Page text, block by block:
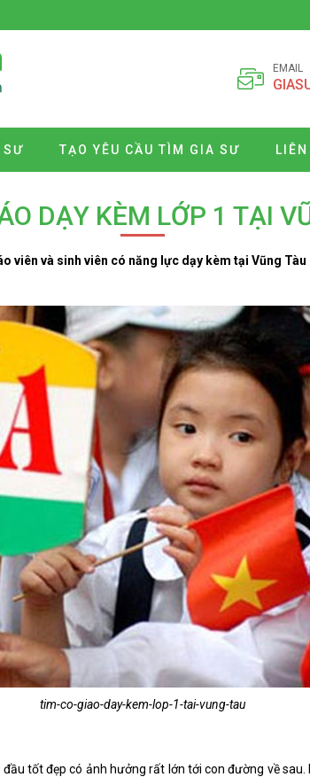
EMAIL
SƯ TẠO YÊU CẦU TÌM GIA SƯ
DẠY KÈM LỚP 1 TẠI
viên và sinh viên có năng lực dạy kèm tại Vũng Tàu
tim-co-giao-day-kem-lop-1-tai-vung-tau
tốt đẹp có ảnh hưởng rất lớn tới con đường về